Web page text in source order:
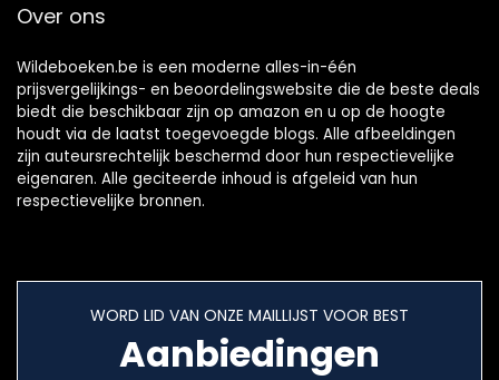
Over ons
Wildeboeken.be is een moderne alles-in-één
prijsvergelijkings- en beoordelingswebsite die de beste deals
biedt die beschikbaar zijn op amazon en u op de hoogte
houdt via de laatst toegevoegde blogs. Alle afbeeldingen
zijn auteursrechtelijk beschermd door hun respectievelijke
eigenaren. Alle geciteerde inhoud is afgeleid van hun
respectievelijke bronnen.
WORD LID VAN ONZE MAILLIJST VOOR BEST
Aanbiedingen